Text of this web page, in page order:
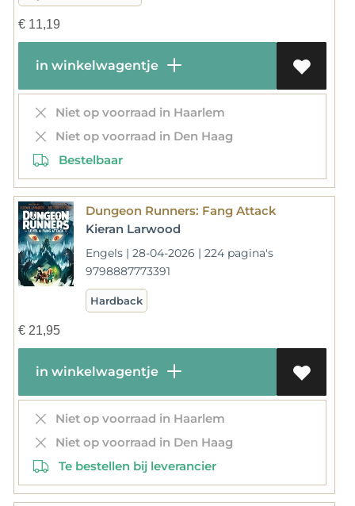
€11,19
in winkelwagentje
Niet op voorraad in Haarlem
Niet op voorraad in Den Haag
Bestelbaar
Dungeon Runners: Fang Attack
Kieran Larwood
Engels | 28-04-2026 | 224 pagina's
9798887773391
Hardback
€21,95
in winkelwagentje
Niet op voorraad in Haarlem
Niet op voorraad in Den Haag
Te bestellen bij leverancier